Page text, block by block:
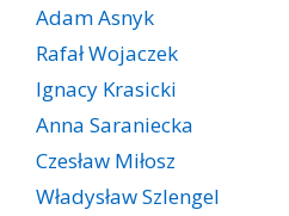
Adam Asnyk
Rafał Wojaczek
Ignacy Krasicki
Anna Saraniecka
Czesław Miłosz
Władysław Szlengel